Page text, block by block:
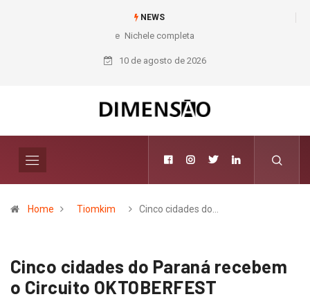
NEWS
Nichele completa 50 anos com 14 lojas e presença entre os maiores
varejistas de materiais de construção do Brasil
10 de agosto de 2026
Home Tiomkim Cinco cidades do…
Cinco cidades do Paraná recebem
o Circuito OKTOBERFEST